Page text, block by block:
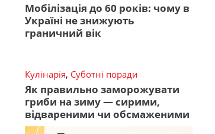
Мобілізація до 60 років: чому в
Україні не знижують
граничний вік
Кулінарія, Суботні поради
Як правильно заморожувати
гриби на зиму — сирими,
відвареними чи обсмаженими